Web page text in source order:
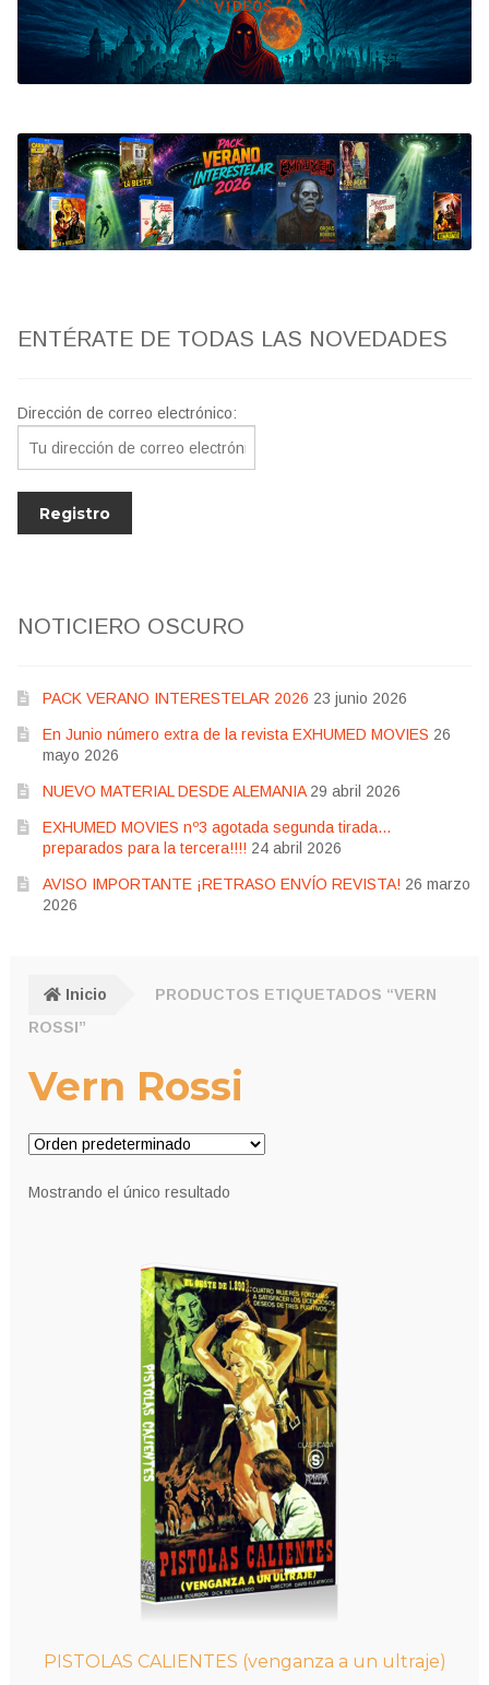
Bluray
Clasificada S
artwork
fantaterror
Jesús Franco
ENTÉRATE DE TODAS LAS NOVEDADES
Dirección de correo electrónico:
NOTICIERO OSCURO
PACK VERANO INTERESTELAR 2026 23 junio 2026
En Junio número extra de la revista EXHUMED MOVIES 26
mayo 2026
NUEVO MATERIAL DESDE ALEMANIA 29 abril 2026
EXHUMED MOVIES nº3 agotada segunda tirada…
preparados para la tercera!!!! 24 abril 2026
AVISO IMPORTANTE ¡RETRASO ENVÍO REVISTA! 26 marzo
2026
Inicio
PRODUCTOS ETIQUETADOS “VERN
ROSSI”
Vern Rossi
Mostrando el único resultado
PISTOLAS CALIENTES (venganza a un ultraje)